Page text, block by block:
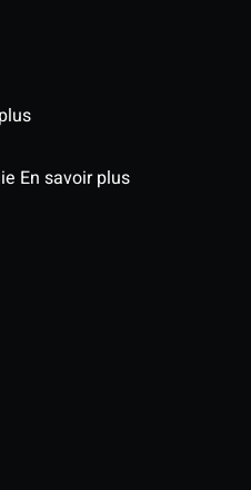
En savoir plus